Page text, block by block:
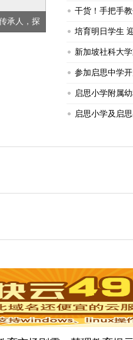
学院"，拓展中国区域布局
华匠艺传承人，探访京城
承人，探
干货！手把手
培育明日学生
新加坡社科大
参加启思中学
启思小学附属
启思小学及启